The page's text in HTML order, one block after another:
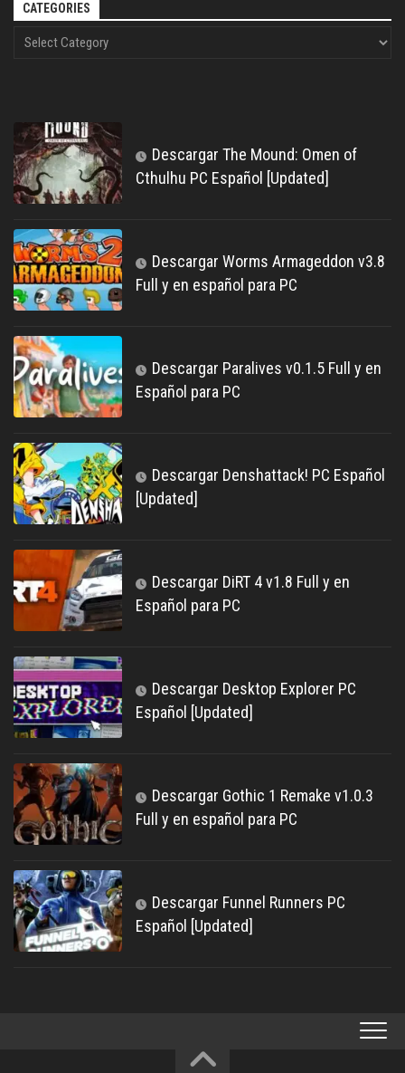
CATEGORIES
Descargar The Mound: Omen of
Cthulhu PC Español [Updated]
Descargar Worms Armageddon v3.8
Full y en español para PC
Descargar Paralives v0.1.5 Full y en
Español para PC
Descargar Denshattack! PC Español
[Updated]
Descargar DiRT 4 v1.8 Full y en
Español para PC
Descargar Desktop Explorer PC
Español [Updated]
Descargar Gothic 1 Remake v1.0.3
Full y en español para PC
Descargar Funnel Runners PC
Español [Updated]